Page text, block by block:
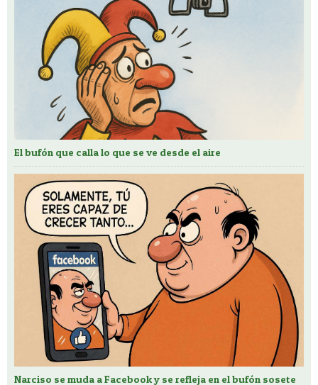
El bufón que calla lo que se ve desde el aire
Narciso se muda a Facebook y se refleja en el bufón sosete